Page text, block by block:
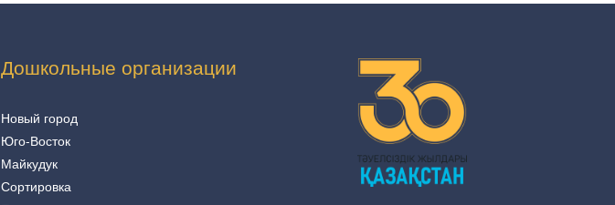
Дошкольные организации
Новый город
Юго-Восток
Майкудук
Сортировка